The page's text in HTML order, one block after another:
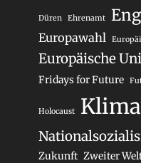
Düren Ehrenamt
Europawahl
Europäische
Fridays for Future
Holocaust
Zukunft Zweiter